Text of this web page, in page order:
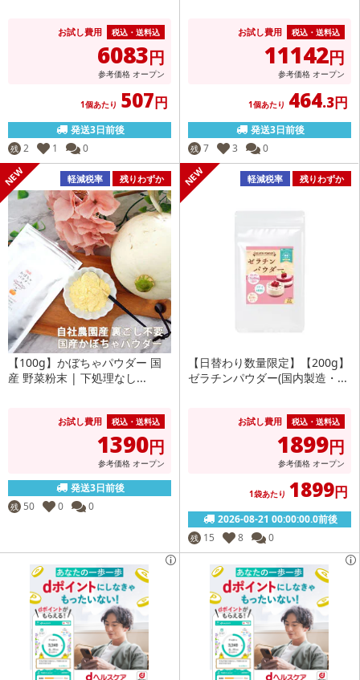
お試し費用 税込・送料込
6083円
参考価格 オープン
1個あたり 507円
発送3日前後
残 2 1 0
お試し費用 税込・送料込
11142円
参考価格 オープン
1個あたり 464.3円
発送3日前後
残 7 3 0
軽減税率 残りわずか
【100g】かぼちゃパウダー 国
産 野菜粉末 | 下処理なし...
お試し費用 税込・送料込
1390円
参考価格 オープン
発送3日前後
残 50 0 0
軽減税率 残りわずか
【日替わり数量限定】【200g】
ゼラチンパウダー(国内製造・...
お試し費用 税込・送料込
1899円
参考価格 オープン
1袋あたり 1899円
2026-08-21 00:00:00.0前後
残 15 8 0